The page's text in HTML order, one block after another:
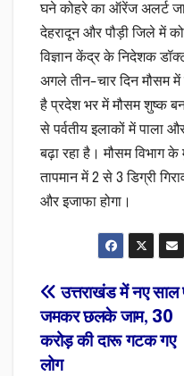
घने कोहरे का ऑरेंज अलर्ट
देहरादून और पौड़ी जिले में
विज्ञान केंद्र के निदेशक
अगले तीन-चार दिन मौसम में
है प्रदेश भर में मौसम शुष्क
से पर्वतीय इलाकों में पाला
बढ़ा रहा है। मौसम विभाग
तापमान में 2 से 3 डिग्री
और इजाफा होगा।
Post
navigation
उत्तराखंड में नए साल
जमकर छलके जाम, 30
करोड़ की दारू गटक गए
लोग